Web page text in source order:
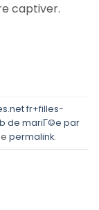
captiver.
fr+filles-
de mariГ©e par
permalink.